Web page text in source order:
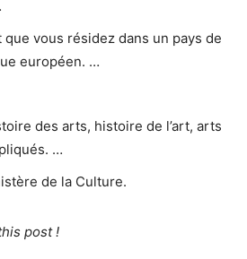
que vous résidez dans un pays de
européen. …
des arts, histoire de l’art, arts
…
de la Culture.
post !